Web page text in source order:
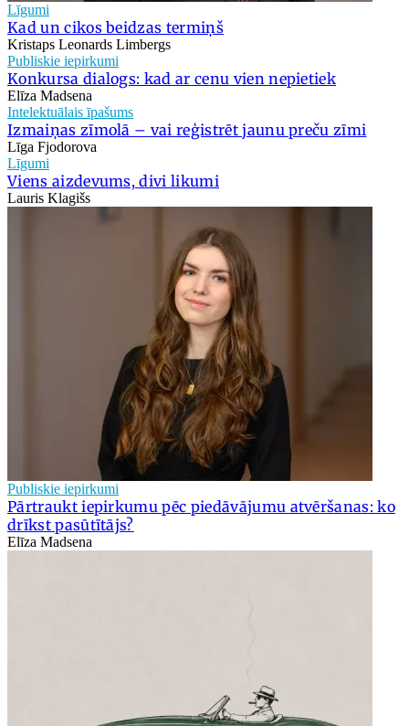
Līgumi
Kad un cikos beidzas termiņš
Kristaps Leonards Limbergs
Publiskie iepirkumi
Konkursa dialogs: kad ar cenu vien nepietiek
Elīza Madsena
Intelektuālais īpašums
Izmaiņas zīmolā – vai reģistrēt jaunu preču zīmi
Līga Fjodorova
Līgumi
Viens aizdevums, divi likumi
Lauris Klagišs
Publiskie iepirkumi
Pārtraukt iepirkumu pēc piedāvājumu atvēršanas: ko
drīkst pasūtītājs?
Elīza Madsena